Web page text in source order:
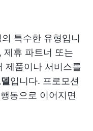
특수한 유형입니
제휴 파트너 또는
제품이나 서비스를
입니다. 프로모션
동으로 이어지면